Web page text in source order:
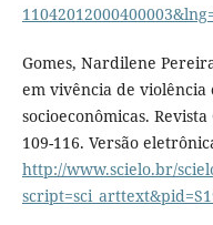
Gomes, Nardilene
em vivência de
socioeconômicas.
109-116. Versão
http://www.scielo.br/